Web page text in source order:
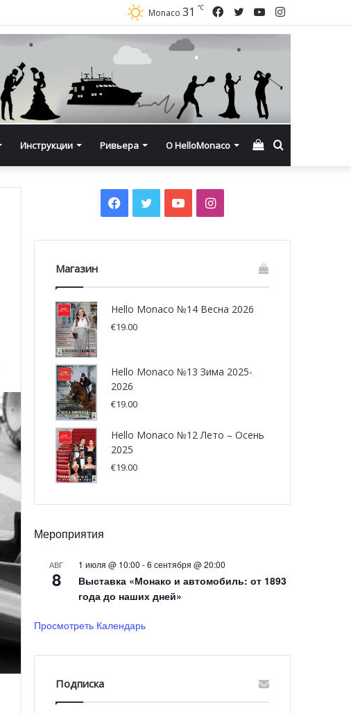
Instagram
YouTube
Twitter
Facebook
Monaco 31 ℃
Инструкции Ривьера О HelloMonaco Смотреть
Facebook
TwitterYouTubeInstagram
Магазин
Hello Monaco №14 Весна 2026
€19.00
Hello Monaco №13 Зима 2025-
2026
€19.00
Hello Monaco №12 Лето – Осень
2025
€19.00
Мероприятия
АВГ
8
1 июля @ 10:00 -6 сентября @ 20:00
Выставка «Монако и автомобиль: от 1893
года до наших дней»
Просмотреть Календарь
Подписка